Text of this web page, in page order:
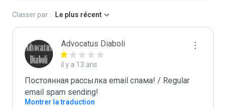
Classer par : Le plus récent
Advocatus Diaboli
il y a 13 ans
Постоянная рассылка email спама! / Regular
email spam sending!
Montrer la traduction